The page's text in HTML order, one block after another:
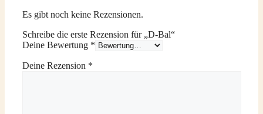
Es gibt noch keine Rezensionen.
Schreibe die erste Rezension für „D-Bal“
Deine Bewertung *
Deine Rezension *